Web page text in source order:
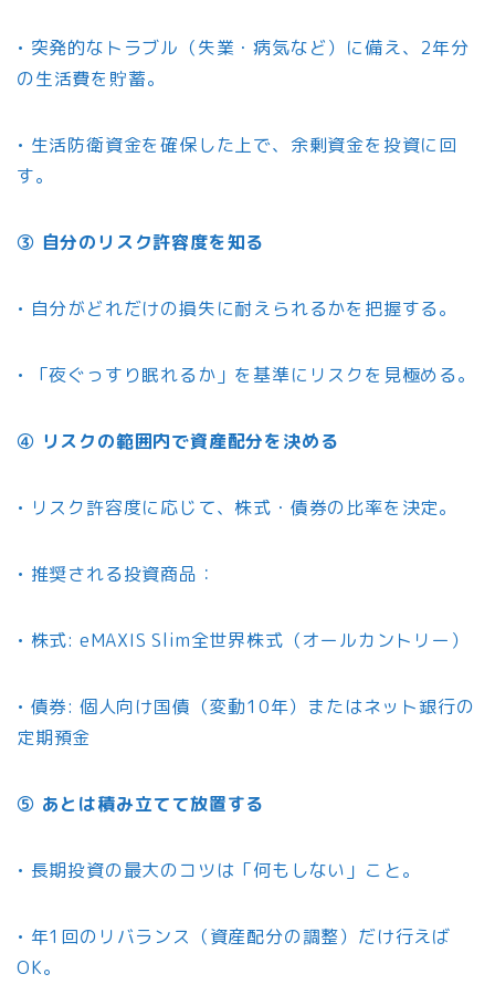
• 突発的なトラブル（失業・病気など）に備え、2年分
の生活費を貯蓄。
• 生活防衛資金を確保した上で、余剰資金を投資に回
す。
③ 自分のリスク許容度を知る
• 自分がどれだけの損失に耐えられるかを把握する。
• 「夜ぐっすり眠れるか」を基準にリスクを見極める。
④ リスクの範囲内で資産配分を決める
• リスク許容度に応じて、株式・債券の比率を決定。
• 推奨される投資商品：
• 株式: eMAXIS Slim全世界株式（オールカントリー）
• 債券: 個人向け国債（変動10年）またはネット銀行の
定期預金
⑤ あとは積み立てて放置する
• 長期投資の最大のコツは「何もしない」こと。
• 年1回のリバランス（資産配分の調整）だけ行えば
OK。